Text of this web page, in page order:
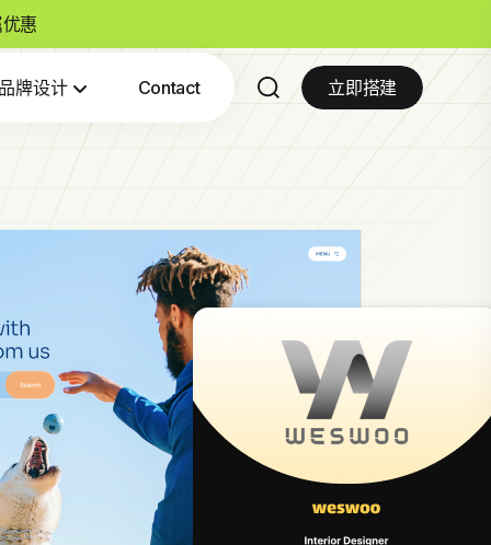
惠
牌设计 Contact 立即搭建